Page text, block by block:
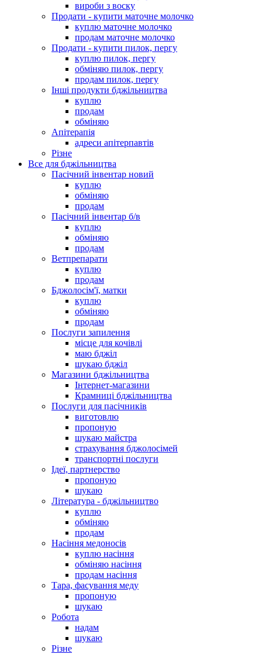
вироби з воску
Продати - купити маточне молочко
куплю маточне молочко
продам маточне молочко
Продати - купити пилок, пергу
куплю пилок, пергу
обміняю пилок, пергу
продам пилок, пергу
Інші продукти бджільництва
куплю
продам
обміняю
Апітерапія
адреси апітерпавтів
Різне
Все для бджільництва
Пасічний інвентар новий
куплю
обміняю
продам
Пасічний інвентар б/в
куплю
обміняю
продам
Ветпрепарати
куплю
продам
Бджолосім'ї, матки
куплю
обміняю
продам
Послуги запилення
місце для кочівлі
маю бджіл
шукаю бджіл
Магазини бджільництва
Інтернет-магазини
Крамниці бджільництва
Послуги для пасічників
виготовлю
пропоную
шукаю майстра
страхування бджолосімей
транспортні послуги
Ідеї, партнерство
пропоную
шукаю
Література - бджільництво
куплю
обміняю
продам
Насіння медоносів
куплю насіння
обміняю насіння
продам насіння
Тара, фасування меду
пропоную
шукаю
Робота
надам
шукаю
Різне